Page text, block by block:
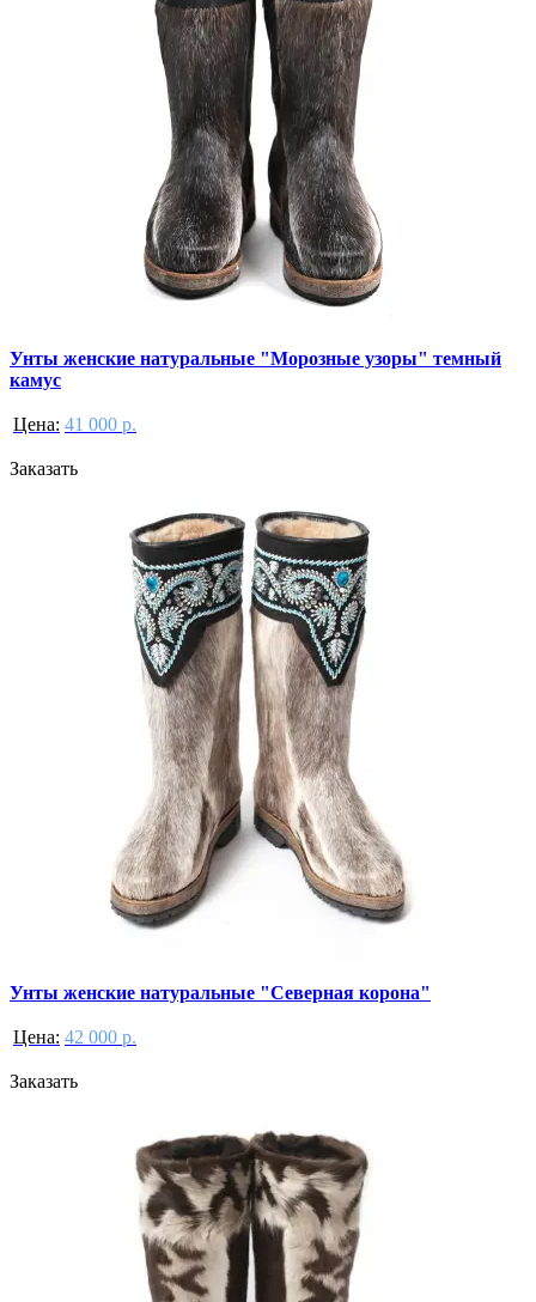
Унты женские натуральные "Морозные узоры" темный
камус
Цена: 41 000 р.
Заказать
Унты женские натуральные "Северная корона"
Цена: 42 000 р.
Заказать